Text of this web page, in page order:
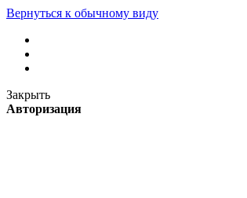
Вернуться к обычному виду
Закрыть
Авторизация